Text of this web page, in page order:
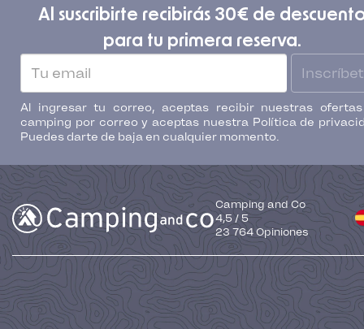
Al suscribirte recibirás 30€ de
para tu primera reserva.
Al ingresar tu correo, aceptas recibir nuestras
camping por correo y aceptas nuestra Política de
Puedes darte de baja en cualquier momento.
Camping and Co
4,5 / 5
23 764 Opiniones